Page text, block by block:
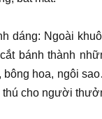
dáng: Ngoài
bánh thành
bông hoa, ngôi
thú cho người